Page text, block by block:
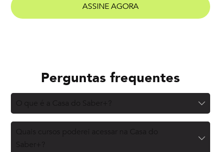
ASSINE AGORA
Perguntas frequentes